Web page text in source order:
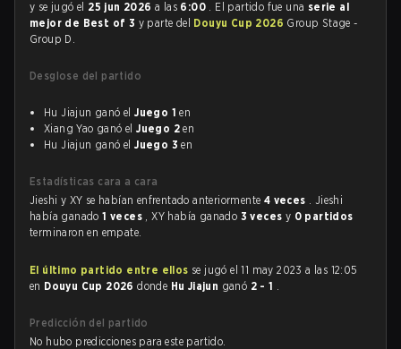
y se jugó el 25 jun 2026a las 6:00 . El partido fue una serie al
mejor de Best of 3 y parte del Douyu Cup 2026 Group Stage -
Group D.
Desglose del partido
Hu Jiajun ganó elJuego 1 en
Xiang Yao ganó elJuego 2 en
Hu Jiajun ganó elJuego 3 en
Estadísticas cara a cara
Jieshi y XY se habían enfrentado anteriormente 4 veces . Jieshi
había ganado1 veces , XY había ganado 3 veces y 0 partidos
terminaron en empate.
El último partido entre ellos se jugó el 11 may 2023 a las 12:05
en Douyu Cup 2026donde Hu Jiajun ganó 2 - 1 .
Predicción del partido
No hubo predicciones para este partido.